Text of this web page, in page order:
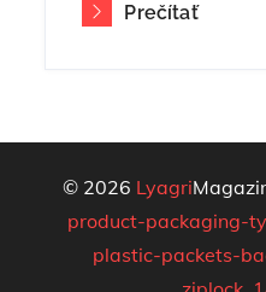
Prečítať
© 2026 Lyagri
product-packaging-
plastic-packets-